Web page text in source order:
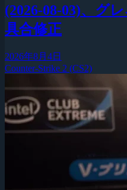
(2026-08-03)、グ
具合修正
2026年8月4日
Counter-Strike 2 (CS2)